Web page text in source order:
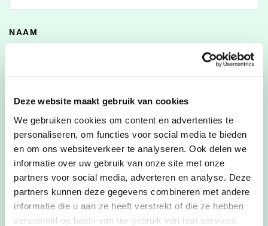
Deze website maakt gebruik van cookies
We gebruiken cookies om content en advertenties te
personaliseren, om functies voor social media te bieden
en om ons websiteverkeer te analyseren. Ook delen we
informatie over uw gebruik van onze site met onze
partners voor social media, adverteren en analyse. Deze
partners kunnen deze gegevens combineren met andere
informatie die u aan ze heeft verstrekt of die ze hebben
verzameld op basis van uw gebruik van hun services.
NAAM
E-MAILADRES*
CONSENT *
Door dit vakje aan te vinken, heb ik de
verzameling en het gebruik van mijn persoonlijke
gegevens zoals beschreven in de
gelezen en begrepen